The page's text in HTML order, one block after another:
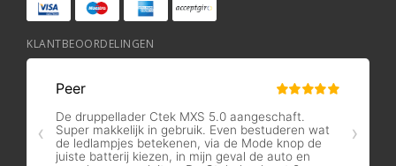
KLANTBEOORDELINGEN